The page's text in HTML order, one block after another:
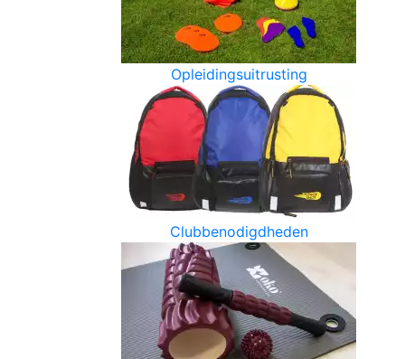
Opleidingsuitrusting
Clubbenodigdheden